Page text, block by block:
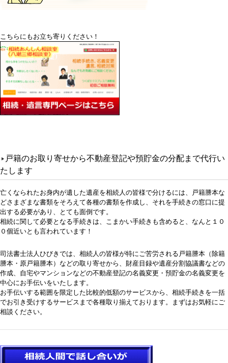
こちらにもお立ち寄りください！
戸籍のお取り寄せから不動産登記や預貯金の分配まで代行い
たします
亡くなられたお身内が遺した遺産を相続人の皆様で分けるには、戸籍謄本な
どさまざまな書類をそろえて各種の書類を作成し、それを手続きの窓口に提
出する必要があり、とても面倒です。
相続に関して必要となる手続きは、こまかい手続きも含めると、なんと１０
０個近いとも言われています！
司法書士法人ひびきでは、相続人の皆様が特にご苦労される戸籍謄本（除籍
謄本・原戸籍謄本）などの取り寄せから、財産目録や遺産分割協議書などの
作成、自宅やマンションなどの不動産登記の名義変更・預貯金の名義変更を
中心にお手伝いをいたします。
お手伝いする範囲を限定した比較的低額のサービスから、相続手続きを一括
でお引き受けするサービスまで各種取り揃えております。まずはお気軽にご
相談ください。